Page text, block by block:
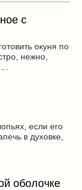
с
окуня по
нежно,
если его
в духовке,
оболочке